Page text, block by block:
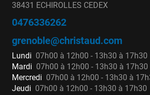
38431 ECHIROLLES CEDEX
0476336262
grenoble@christaud.com
Lundi 07h00 à 12h00 - 13h30 à 17h30
Mardi 07h00 à 12h00 - 13h30 à 17h30
Mercredi 07h00 à 12h00 - 13h30 à
Jeudi 07h00 à 12h00 - 13h30 à 17h30